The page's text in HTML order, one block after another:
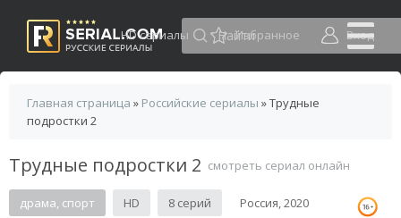
HD сериалы Избранное Вход
Главная страница » Российские сериалы » Трудные
подростки 2
Трудные подростки 2 смотреть сериал онлайн
драма, спорт HD 8 серий Россия, 2020